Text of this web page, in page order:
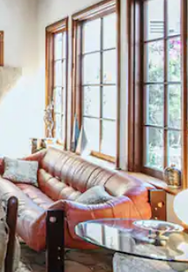
mere ved at trykke eller